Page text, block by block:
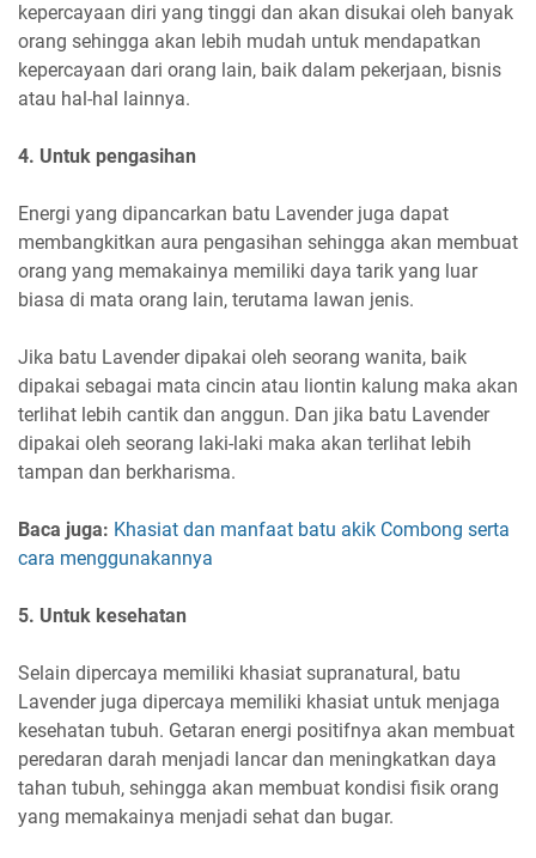
kepercayaan diri yang tinggi dan akan disukai oleh banyak
orang sehingga akan lebih mudah untuk mendapatkan
kepercayaan dari orang lain, baik dalam pekerjaan, bisnis
atau hal-hal lainnya.
4. Untuk pengasihan
Energi yang dipancarkan batu Lavender juga dapat
membangkitkan aura pengasihan sehingga akan membuat
orang yang memakainya memiliki daya tarik yang luar
biasa di mata orang lain, terutama lawan jenis.
Jika batu Lavender dipakai oleh seorang wanita, baik
dipakai sebagai mata cincin atau liontin kalung maka akan
terlihat lebih cantik dan anggun. Dan jika batu Lavender
dipakai oleh seorang laki-laki maka akan terlihat lebih
tampan dan berkharisma.
Baca juga: Khasiat dan manfaat batu akik Combong serta
cara menggunakannya
5. Untuk kesehatan
Selain dipercaya memiliki khasiat supranatural, batu
Lavender juga dipercaya memiliki khasiat untuk menjaga
kesehatan tubuh. Getaran energi positifnya akan membuat
peredaran darah menjadi lancar dan meningkatkan daya
tahan tubuh, sehingga akan membuat kondisi fisik orang
yang memakainya menjadi sehat dan bugar.